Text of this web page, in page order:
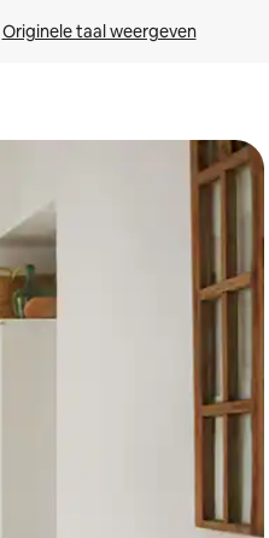
Originele taal weergeven
óf door te tikken of swipen.